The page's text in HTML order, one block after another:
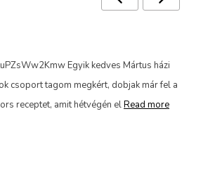
Egyik kedves Mártus házi
csoport tagom megkért, dobjak már fel a
receptet, amit hétvégén elRead more